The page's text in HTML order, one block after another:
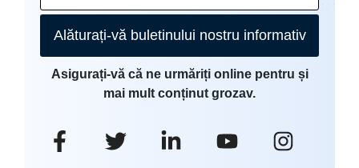
Alăturați-vă buletinului nostru informativ
Asigurați-vă că ne urmăriți online pentru și
mai mult conținut grozav.